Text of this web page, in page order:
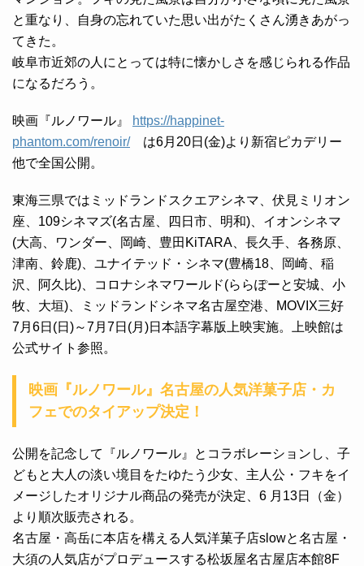
と重なり、自身の忘れていた思い出がたくさん湧きあがっ
てきた。
岐阜市近郊の人にとっては特に懐かしさを感じられる作品
になるだろう。
映画『ルノワール』
https://happinet-
phantom.com/renoir/は6月20日(金)より新宿ピカデリー
他で全国公開。
東海三県ではミッドランドスクエアシネマ、伏見ミリオン
座、109シネマズ(名古屋、四日市、明和)、イオンシネマ
(大高、ワンダー、岡崎、豊田KiTARA、長久手、各務原、
津南、鈴鹿)、ユナイテッド・シネマ(豊橋18、岡崎、稲
沢、阿久比)、コロナシネマワールド(ららぽーと安城、小
牧、大垣)、ミッドランドシネマ名古屋空港、MOVIX三好
7月6日(日)～7月7日(月)日本語字幕版上映実施。上映館は
公式サイト参照。
映画『ルノワール』名古屋の人気洋菓子店・カ
フェでのタイアップ決定！
公開を記念して『ルノワール』とコラボレーションし、子
どもと大人の淡い境目をたゆたう少女、主人公・フキをイ
メージしたオリジナル商品の発売が決定、6 月13日（金）
より順次販売される。
名古屋・高岳に本店を構える人気洋菓子店slowと名古屋・
大須の人気店がプロデュースする松坂屋名古屋店本館8F